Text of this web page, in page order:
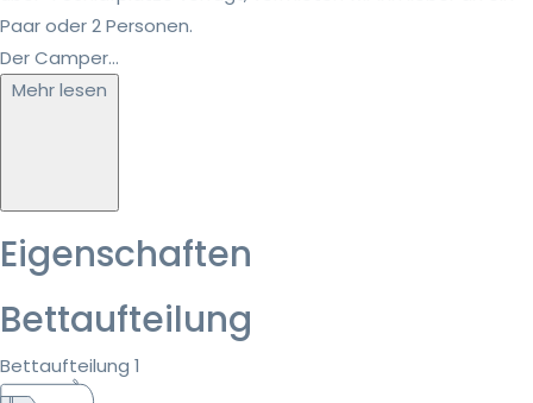
Paar oder 2 Personen.
Der Camper...
Mehr lesen
Eigenschaften
Bettaufteilung
Bettaufteilung 1